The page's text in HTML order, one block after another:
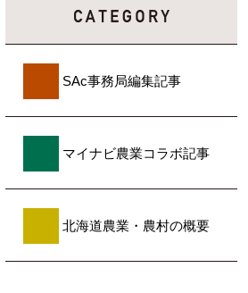
SAc事務局編集記事
マイナビ農業コラボ記事
北海道農業・農村の概要